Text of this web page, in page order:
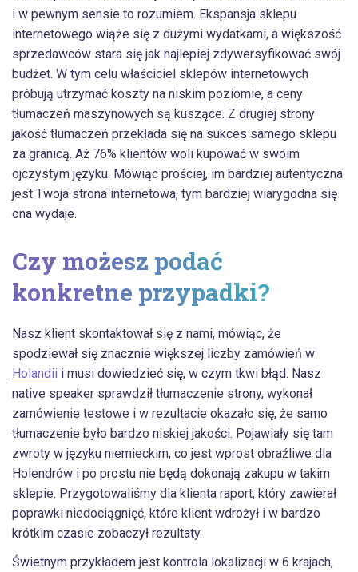
i w pewnym sensie to rozumiem. Ekspansja sklepu
internetowego wiąże się z dużymi wydatkami, a większość
sprzedawców stara się jak najlepiej zdywersyfikować swój
budżet. W tym celu właściciel sklepów internetowych
próbują utrzymać koszty na niskim poziomie, a ceny
tłumaczeń maszynowych są kuszące. Z drugiej strony
jakość tłumaczeń przekłada się na sukces samego sklepu
za granicą. Aż 76% klientów woli kupować w swoim
ojczystym języku. Mówiąc prościej, im bardziej autentyczna
jest Twoja strona internetowa, tym bardziej wiarygodna się
ona wydaje.
Czy możesz podać
konkretne przypadki?
Nasz klient skontaktował się z nami, mówiąc, że
spodziewał się znacznie większej liczby zamówień w
Holandii i musi dowiedzieć się, w czym tkwi błąd. Nasz
native speaker sprawdził tłumaczenie strony, wykonał
zamówienie testowe i w rezultacie okazało się, że samo
tłumaczenie było bardzo niskiej jakości. Pojawiały się tam
zwroty w języku niemieckim, co jest wprost obraźliwe dla
Holendrów i po prostu nie będą dokonają zakupu w takim
sklepie. Przygotowaliśmy dla klienta raport, który zawierał
poprawki niedociągnięć, które klient wdrożył i w bardzo
krótkim czasie zobaczył rezultaty.
Świetnym przykładem jest kontrola lokalizacji w 6 krajach,